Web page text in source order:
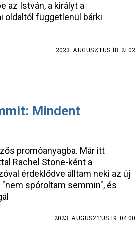
az István, a királyt a
oldaltól függetlenül bárki
2023. AUGUSZTUS 18. 21:02
Mindent
promóanyagba. Már itt
Rachel Stone-ként a
érdeklődve álltam neki az új
spóroltam semmin", és
2023. AUGUSZTUS 19. 04:00